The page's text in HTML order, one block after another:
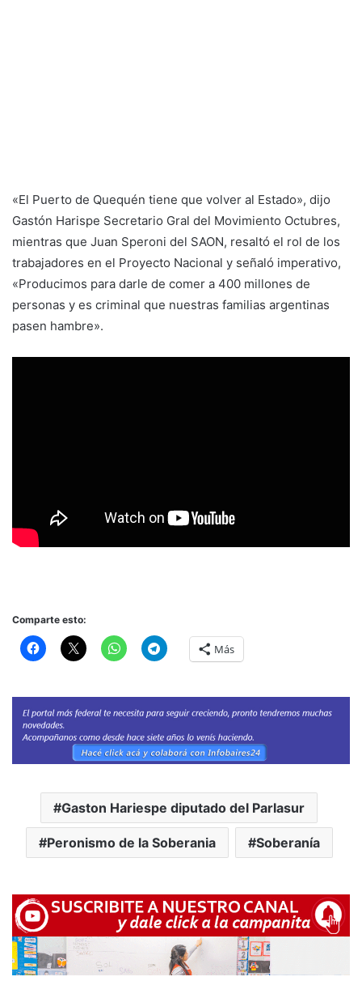
«El Puerto de Quequén tiene que volver al Estado», dijo
Gastón Harispe Secretario Gral del Movimiento Octubres,
mientras que Juan Speroni del SAON, resaltó el rol de los
trabajadores en el Proyecto Nacional y señaló imperativo,
«Producimos para darle de comer a 400 millones de
personas y es criminal que nuestras familias argentinas
pasen hambre».
Comparte esto:
Más
Gaston Hariespe diputado del Parlasur
Peronismo de la Soberania Soberanía